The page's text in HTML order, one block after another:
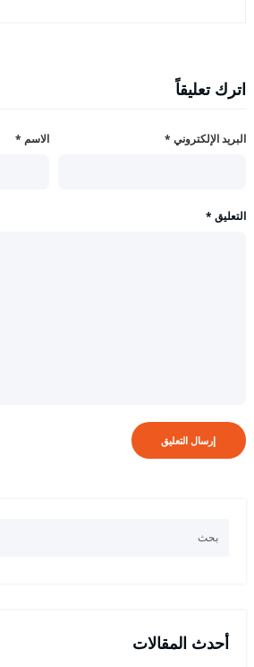
اترك تعليقاً
الاسم * البريد الإلكتروني *
التعليق *
أحدث المقالات